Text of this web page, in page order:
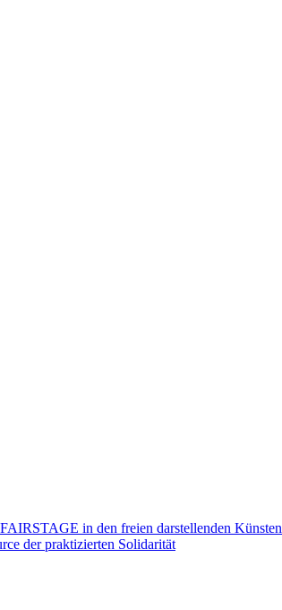
in den freien darstellenden Künsten
der praktizierten Solidarität